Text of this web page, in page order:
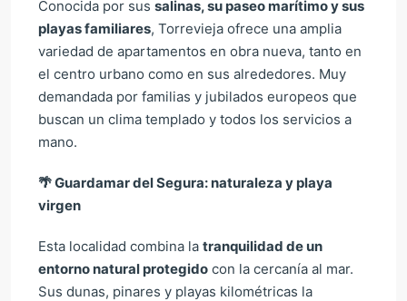
Conocida por sus salinas, su paseo marítimo y sus
playas familiares, Torrevieja ofrece una amplia
variedad de apartamentos en obra nueva, tanto en
el centro urbano como en sus alrededores. Muy
demandada por familias y jubilados europeos que
buscan un clima templado y todos los servicios a
mano.
🌴Guardamar del Segura: naturaleza y playa
virgen
Esta localidad combina la tranquilidad de un
entorno natural protegido con la cercanía al mar.
Sus dunas, pinares y playas kilométricas la